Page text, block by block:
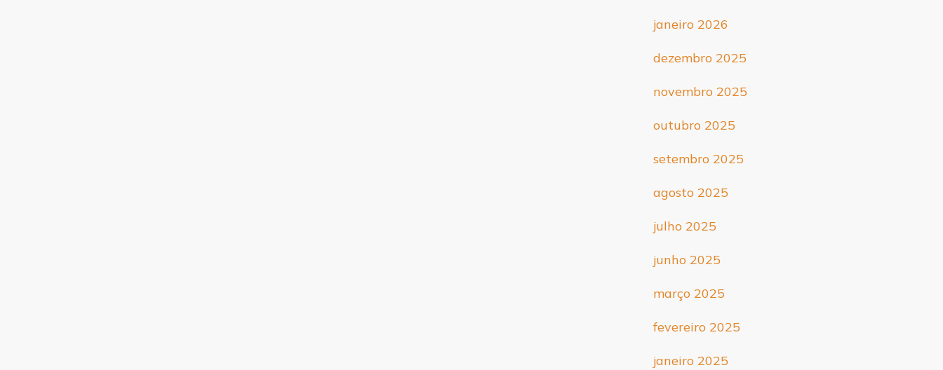
janeiro 2026
dezembro 2025
novembro 2025
outubro 2025
setembro 2025
agosto 2025
julho 2025
junho 2025
março 2025
fevereiro 2025
janeiro 2025